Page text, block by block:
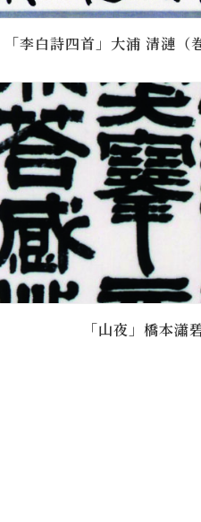
「李白詩四首」大浦 清漣（
「山夜」橋本瀟